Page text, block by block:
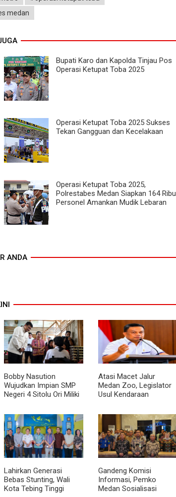
medan
Bupati Karo dan Kapolda Tinjau Pos
Operasi Ketupat Toba 2025
Operasi Ketupat Toba 2025 Sukses
Tekan Gangguan dan Kecelakaan
Operasi Ketupat Toba 2025,
Polrestabes Medan Siapkan 164 Ribu
Personel Amankan Mudik Lebaran
ANDA
Bobby Nasution
Wujudkan Impian SMP
Negeri 4 Sitolu Ori Miliki
Atasi Macet Jalur
Medan Zoo, Legislator
Usul Kendaraan
Jalur Royal Sumatera
Lahirkan Generasi
Bebas Stunting, Wali
Kota Tebing Tinggi
Gandeng Komisi
Informasi, Pemko
Medan Sosialisasi